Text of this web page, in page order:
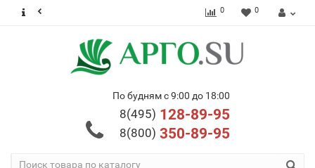
0 0
По будням с 9:00 до 18:00
8(495) 128-89-95
8(800) 350-89-95